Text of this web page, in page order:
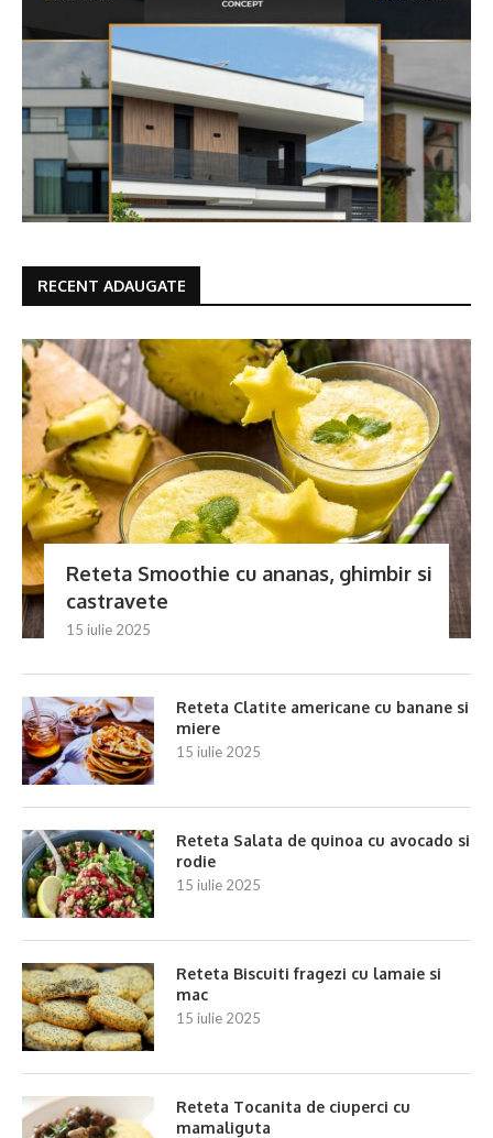
RECENT ADAUGATE
Reteta Smoothie cu ananas, ghimbir si
castravete
15 iulie 2025
Reteta Clatite americane cu banane si
miere
15 iulie 2025
Reteta Salata de quinoa cu avocado si
rodie
15 iulie 2025
Reteta Biscuiti fragezi cu lamaie si
mac
15 iulie 2025
Reteta Tocanita de ciuperci cu
mamaliguta